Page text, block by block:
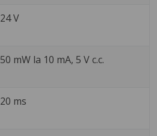
24 V
50 mW la 10 mA, 5 V c.c.
20 ms